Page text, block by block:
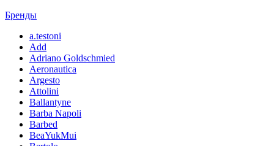
Бренды
a.testoni
Add
Adriano Goldschmied
Aeronautica
Argesto
Attolini
Ballantyne
Barba Napoli
Barbed
BeaYukMui